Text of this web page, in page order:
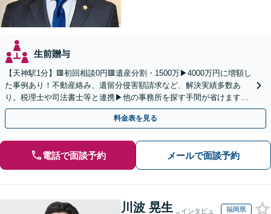
生前贈与
【天神駅1分】🟥初回相談0円🟥遺産分割・1500万▶4000万円に増額し
た事例あり！不動産絡み、遺留分侵害額請求など、解決実績多数あ
り。税理士や司法書士等と連携▶他の事務所を探す手間が省けます！
不動産会社と連携し無料査定&財産調査も◎
料金表を見る
電話で面談予約 メールで面談予約
川波 晃生
インタビュ
福岡県